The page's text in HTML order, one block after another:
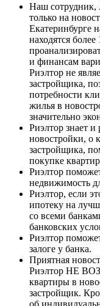
Наш сотрудник,
только на
Екатеринбурге
находятся
и финансам
Риэлтор не
застройщика,
потребности
жилья в
значительно
Риэлтор знает
новостройки, о
застройщика,
покупке
Риэлтор
недвижимость
Риэлтор, если
ипотеку на
со всеми
банковских
Риэлтор
залоге у банка.
Приятная
Риэлтор НЕ
квартиры в
застройщик.
об